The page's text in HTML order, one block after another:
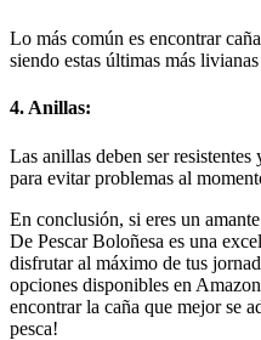
Lo más común es encontrar
siendo estas últimas más
4. Anillas:
Las anillas deben ser
para evitar problemas al
En conclusión, si eres un
De Pescar Boloñesa es una
disfrutar al máximo de tus
opciones disponibles en
encontrar la caña que mejor se
pesca!